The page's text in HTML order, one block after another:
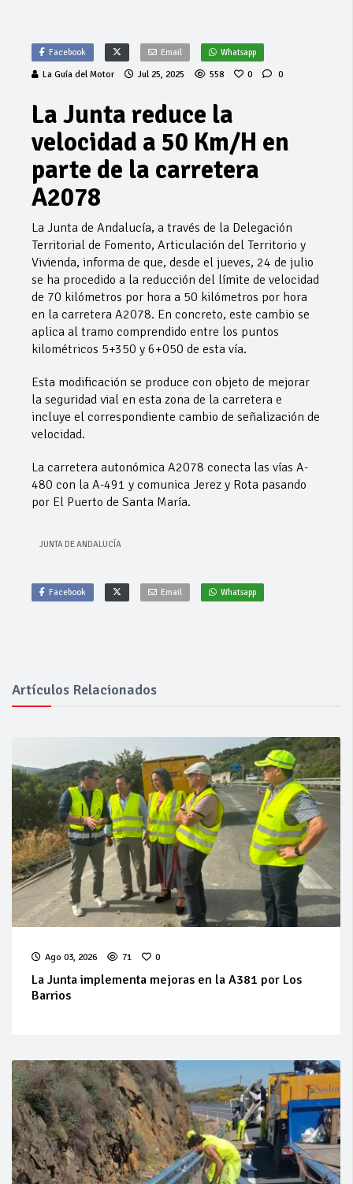
Facebook Email Whatsapp
La Guía del Motor Jul 25, 2025 558 0 0
La Junta reduce la
velocidad a 50 Km/H en
parte de la carretera
A2078
La Junta de Andalucía, a través de la Delegación
Territorial de Fomento, Articulación del Territorio y
Vivienda, informa de que, desde el jueves, 24 de julio
se ha procedido a la reducción del límite de velocidad
de 70 kilómetros por hora a 50 kilómetros por hora
en la carretera A2078. En concreto, este cambio se
aplica al tramo comprendido entre los puntos
kilométricos 5+350 y 6+050 de esta vía.
Esta modificación se produce con objeto de mejorar
la seguridad vial en esta zona de la carretera e
incluye el correspondiente cambio de señalización de
velocidad.
La carretera autonómica A2078 conecta las vías A-
480 con la A-491 y comunica Jerez y Rota pasando
por El Puerto de Santa María.
JUNTA DE ANDALUCÍA
Facebook Email Whatsapp
Artículos Relacionados
Ago 03, 2026 71 0
La Junta implementa mejoras en la A381 por Los
Barrios